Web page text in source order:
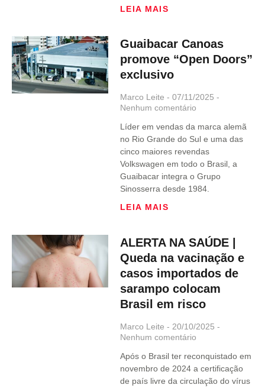
LEIA MAIS
Guaibacar Canoas
promove “Open Doors”
exclusivo
Marco Leite 07/11/2025
Nenhum comentário
Líder em vendas da marca alemã
no Rio Grande do Sul e uma das
cinco maiores revendas
Volkswagen em todo o Brasil, a
Guaibacar integra o Grupo
Sinosserra desde 1984.
LEIA MAIS
ALERTA NA SAÚDE |
Queda na vacinação e
casos importados de
sarampo colocam
Brasil em risco
Marco Leite
20/10/2025
Nenhum comentário
Após o Brasil ter reconquistado em
novembro de 2024 a certificação
de país livre da circulação do vírus